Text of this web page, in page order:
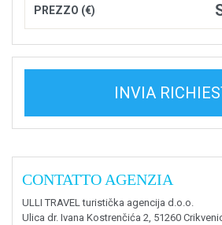
PREZZO (€)
INVIA
CONTATTO AGENZIA
ULLI TRAVEL turistička agencija d.o.o.
Ulica dr. Ivana Kostrenčića 2, 51260